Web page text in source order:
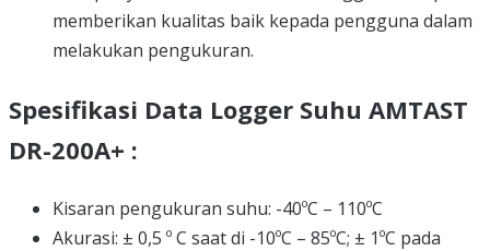
memberikan kualitas baik kepada pengguna dalam
melakukan pengukuran.
Spesifikasi Data Logger Suhu AMTAST
DR-200A+ :
Kisaran pengukuran suhu: -40ºC – 110ºC
Akurasi: ± 0,5 º C saat di -10ºC – 85ºC; ± 1ºC pada